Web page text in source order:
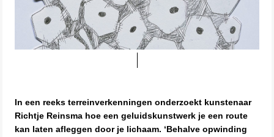
In een reeks terreinverkenningen onderzoekt kunstenaar
Richtje Reinsma hoe een geluidskunstwerk je een route
kan laten afleggen door je lichaam. ‘Behalve opwinding